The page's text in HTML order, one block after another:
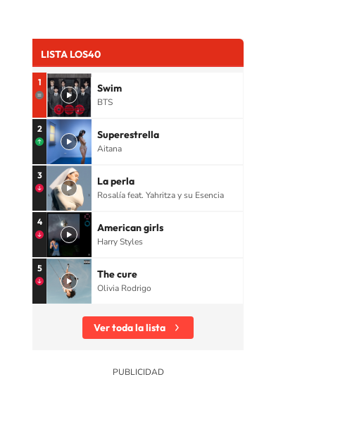
LISTA LOS40
1 Swim
BTS
2 Superestrella
Aitana
3 La perla
Rosalía feat. Yahritza y su Esencia
4 American girls
Harry Styles
5 The cure
Olivia Rodrigo
Ver toda la lista